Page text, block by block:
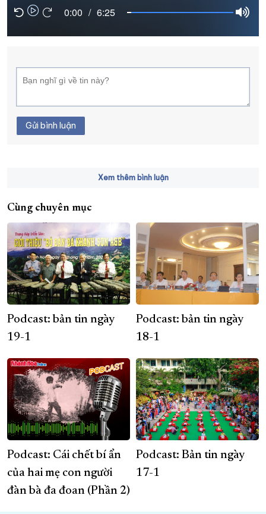
XÂY DỰNG KHÁNH HÒA TRỞ THÀNH THÀNH PHỐ TRỰC THUỘC
ĐẠI HỘI ĐẢNG CÁC CẤP TRANG CHỦ VỀ BÁO KHÁNH HÒA
0:00 / 6:25
Gửi bình luận
Xem thêm bình luận
Cùng chuyên mục
Podcast: bản tin ngày
19-1
Podcast: bản tin ngày
18-1
Podcast: Cái chết bí ẩn
của hai mẹ con người
đàn bà đa đoan (Phần 2)
Podcast: Bản tin ngày
17-1